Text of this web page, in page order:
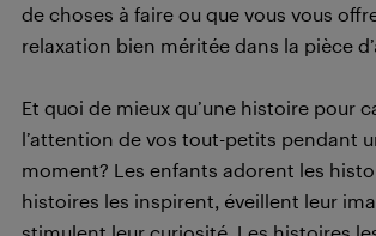
de choses à faire ou que vous vous
relaxation bien méritée dans la pièce
Et quoi de mieux qu’une histoire pour
l’attention de vos tout-petits pendant
moment? Les enfants adorent les
histoires les inspirent, éveillent leur
stimulent leur curiosité. Les histoires